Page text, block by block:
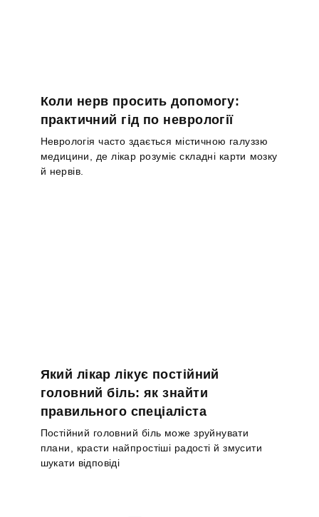
Коли нерв просить допомогу:
практичний гід по неврології
Неврологія часто здається містичною галуззю
медицини, де лікар розуміє складні карти мозку
й нервів.
Який лікар лікує постійний
головний біль: як знайти
правильного спеціаліста
Постійний головний біль може зруйнувати
плани, красти найпростіші радості й змусити
шукати відповіді